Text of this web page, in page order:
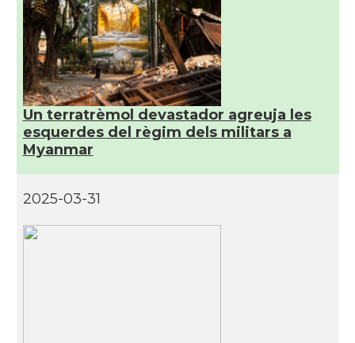
Un terratrèmol devastador agreuja les
esquerdes del règim dels militars a
Myanmar
2025-03-31